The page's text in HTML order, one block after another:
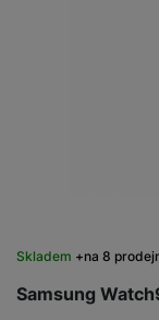
Samsung
Skladem na 8